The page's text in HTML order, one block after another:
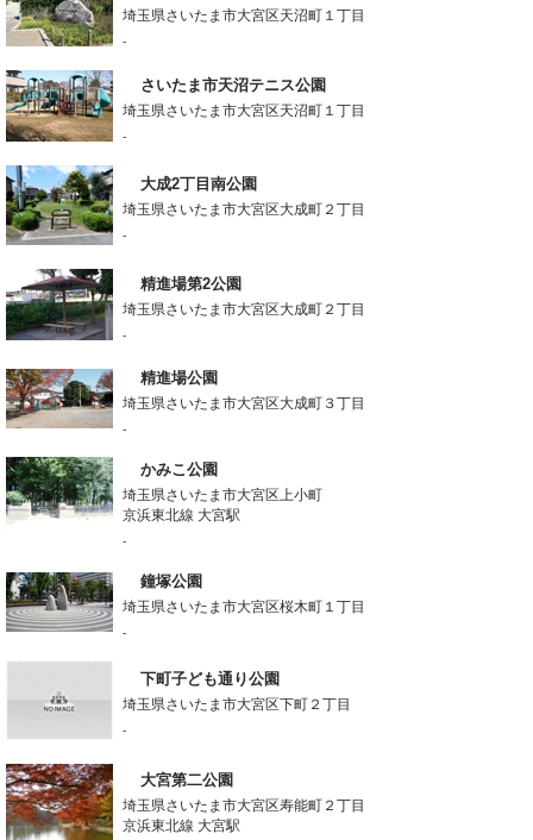
埼玉県さいたま市大宮区天沼町１丁目
-
さいたま市天沼テニス公園
埼玉県さいたま市大宮区天沼町１丁目
-
大成2丁目南公園
埼玉県さいたま市大宮区大成町２丁目
-
精進場第2公園
埼玉県さいたま市大宮区大成町２丁目
-
精進場公園
埼玉県さいたま市大宮区大成町３丁目
-
かみこ公園
埼玉県さいたま市大宮区上小町
京浜東北線 大宮駅
-
鐘塚公園
埼玉県さいたま市大宮区桜木町１丁目
-
下町子ども通り公園
埼玉県さいたま市大宮区下町２丁目
-
大宮第二公園
埼玉県さいたま市大宮区寿能町２丁目
京浜東北線 大宮駅